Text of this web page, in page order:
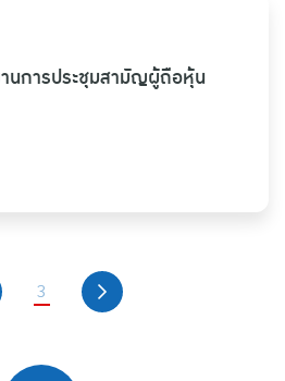
นการประชุมสามัญผู้ถือหุ้น
3